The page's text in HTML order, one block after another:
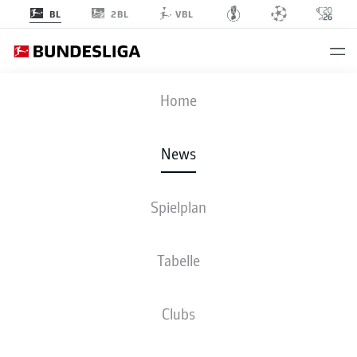
BL 2BL VBL
Home
News
Spielplan
Tabelle
Clubs
EINTRACHT FRANKFURT: DIE FEIERBIESTER